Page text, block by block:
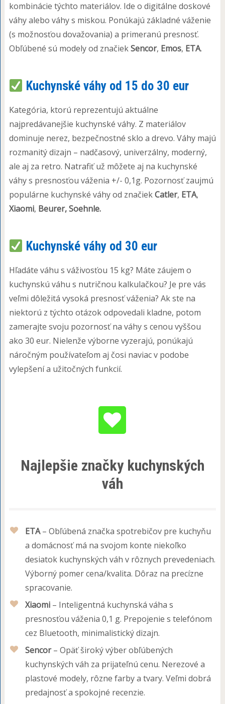
kombinácie týchto materiálov. Ide o digitálne doskové
váhy alebo váhy s miskou. Ponúkajú základné váženie
(s možnosťou dovažovania) a primeranú presnosť.
Obľúbené sú modely od značiekSencor, Emos, ETA.
Kuchynské váhy od 15 do 30 eur
Kategória, ktorú reprezentujú aktuálne
najpredávanejšie kuchynské váhy. Z materiálov
dominuje nerez, bezpečnostné sklo a drevo. Váhy majú
rozmanitý dizajn – nadčasový, univerzálny, moderný,
ale aj za retro. Natrafiť už môžete aj na kuchynské
váhy s presnosťou váženia +/- 0,1g. Pozornosť zaujmú
populárne kuchynské váhy od značiekCatler, ETA,
Xiaomi, Beurer, Soehnle.
Kuchynské váhy od 30 eur
Hľadáte váhu s váživosťou 15 kg? Máte záujem o
kuchynskú váhu s nutričnou kalkulačkou? Je pre vás
veľmi dôležitá vysoká presnosť váženia? Ak ste na
niektorú z týchto otázok odpovedali kladne, potom
zamerajte svoju pozornosť na váhy s cenou vyššou
ako 30 eur. Nielenže výborne vyzerajú, ponúkajú
náročným používateľom aj čosi naviac v podobe
vylepšení a užitočných funkcií.
Najlepšie značky kuchynských
váh
ETA– Obľúbená značka spotrebičov pre kuchyňu
a domácnosť má na svojom konte niekoľko
desiatok kuchynských váh v rôznych prevedeniach.
Výborný pomer cena/kvalita. Dôraz na precízne
spracovanie.
Xiaomi– Inteligentná kuchynská váha s
presnosťou váženia 0,1 g. Prepojenie s telefónom
cez Bluetooth, minimalistický dizajn.
Sencor– Opäť široký výber obľúbených
kuchynských váh za prijateľnú cenu. Nerezové a
plastové modely, rôzne farby a tvary. Veľmi dobrá
predajnosť a spokojné recenzie.